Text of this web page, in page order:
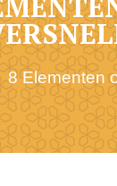
8 Elementen